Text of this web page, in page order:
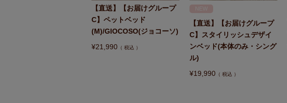
【直送】【お届けグループ
C】ペットベッド
(M)/GIOCOSO(ジョコーソ)
¥21,990 税込
NEW
【直送】【お届けグループ
C】スタイリッシュデザイ
ンベッド(本体のみ・シング
ル)
¥19,990 税込